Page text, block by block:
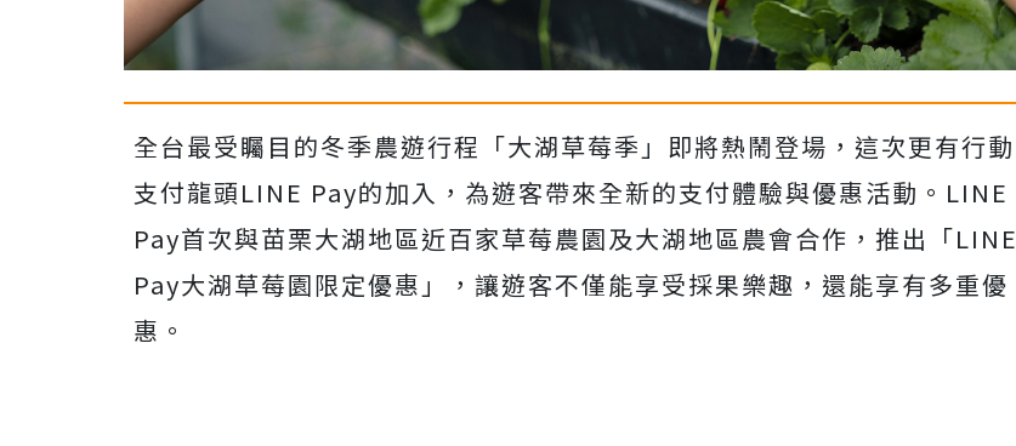
全台最受矚目的冬季農遊行程「大湖草莓季」即將熱鬧登場，這次更有行動
支付龍頭LINE Pay的加入，為遊客帶來全新的支付體驗與優惠活動。LINE
Pay首次與苗栗大湖地區近百家草莓農園及大湖地區農會合作，推出「LINE
Pay大湖草莓園限定優惠」，讓遊客不僅能享受採果樂趣，還能享有多重優
惠。